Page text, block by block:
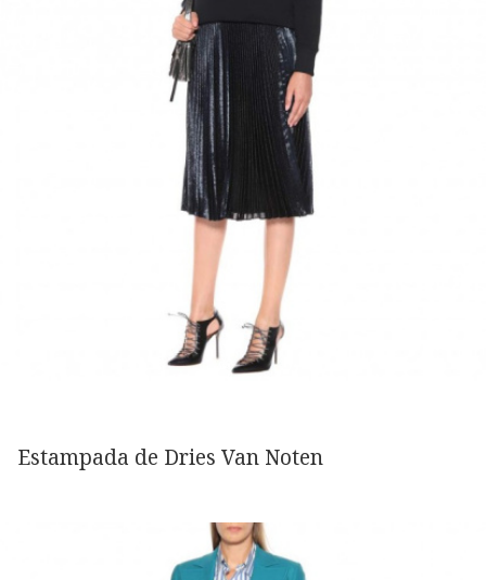
Estampada de Dries Van Noten